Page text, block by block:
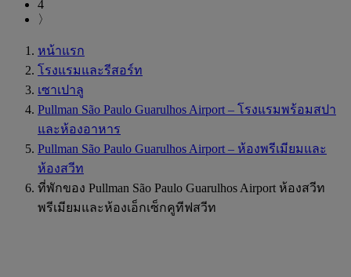
4
〉
หน้าแรก
โรงแรมและรีสอร์ท
เซาเปาลู
Pullman São Paulo Guarulhos Airport – โรงแรมพร้อมสปา
และห้องอาหาร
Pullman São Paulo Guarulhos Airport – ห้องพรีเมียมและ
ห้องสวีท
ที่พักของ Pullman São Paulo Guarulhos Airport ห้องสวีท
พรีเมียมและห้องเอ็กเซ็กคูทีฟสวีท